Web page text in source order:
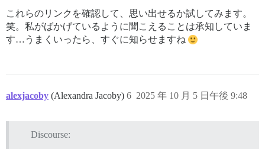
これらのリンクを確認して、思い出せるか試してみます。
笑。私がばかげているように聞こえることは承知していま
す…うまくいったら、すぐに知らせますね
alexjacoby (Alexandra Jacoby) 2025 年 10 月 5 日午後 9:48
6
Discourse: